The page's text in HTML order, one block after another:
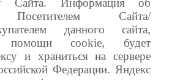
Сайта. Информация об
Посетителем Сайта/
данного сайта,
помощи cookie, будет
и храниться на сервере
Федерации. Яндекс